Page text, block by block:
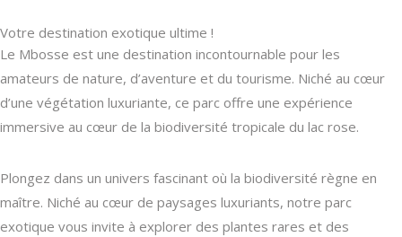
Votre destination exotique ultime !
Le Mbosse est une destination incontournable pour les
amateurs de nature, d’aventure et du tourisme. Niché au cœur
d’une végétation luxuriante, ce parc offre une expérience
immersive au cœur de la biodiversité tropicale du lac rose.
Plongez dans un univers fascinant où la biodiversité règne en
maître. Niché au cœur de paysages luxuriants, notre parc
exotique vous invite à explorer des plantes rares et des